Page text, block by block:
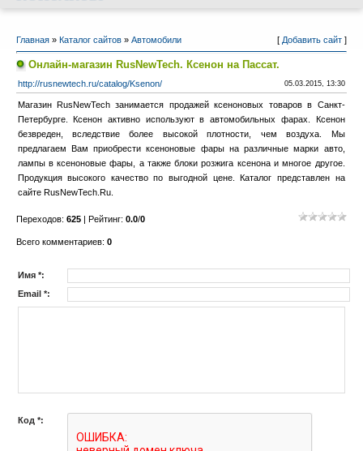
Главная» Каталог сайтов» Автомобили [ Добавить сайт]
Онлайн-магазин RusNewTech. Ксенон на Пассат.
http://rusnewtech.ru/catalog/Ksenon/ 05.03.2015, 13:30
Магазин RusNewTech занимается продажей ксеноновых товаров в Санкт-
Петербурге. Ксенон активно используют в автомобильных фарах. Ксенон
безвреден, вследствие более высокой плотности, чем воздуха. Мы
предлагаем Вам приобрести ксеноновые фары на различные марки авто,
лампы в ксеноновые фары, а также блоки розжига ксенона и многое другое.
Продукция высокого качество по выгодной цене. Каталог представлен на
сайте RusNewTech.Ru.
Переходов: 625| Рейтинг: 0.0/0
Всего комментариев: 0
Имя *:
Email *:
Код *: